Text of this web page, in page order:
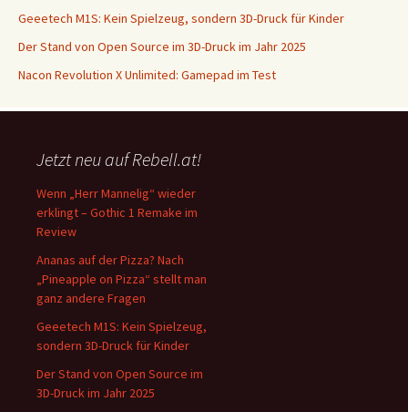
Geeetech M1S: Kein Spielzeug, sondern 3D-Druck für Kinder
Der Stand von Open Source im 3D-Druck im Jahr 2025
Nacon Revolution X Unlimited: Gamepad im Test
Jetzt neu auf Rebell.at!
Wenn „Herr Mannelig“ wieder
erklingt – Gothic 1 Remake im
Review
Ananas auf der Pizza? Nach
„Pineapple on Pizza“ stellt man
ganz andere Fragen
Geeetech M1S: Kein Spielzeug,
sondern 3D-Druck für Kinder
Der Stand von Open Source im
3D-Druck im Jahr 2025